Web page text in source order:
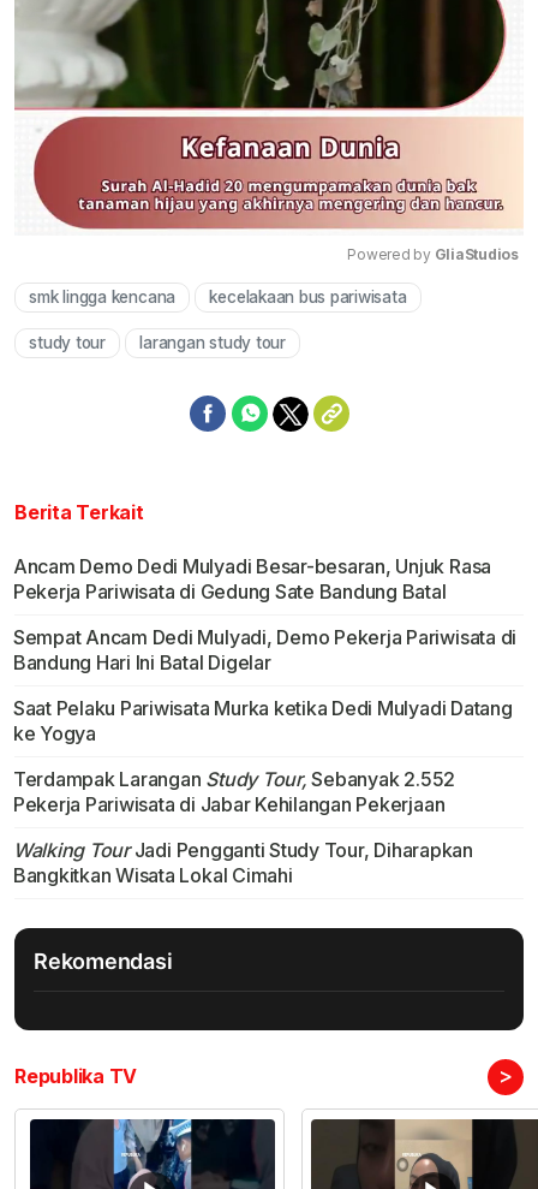
Powered by GliaStudios
smk lingga kencana kecelakaan bus pariwisata
study tour larangan study tour
Berita Terkait
Ancam Demo Dedi Mulyadi Besar-besaran, Unjuk Rasa
Pekerja Pariwisata di Gedung Sate Bandung Batal
Sempat Ancam Dedi Mulyadi, Demo Pekerja Pariwisata di
Bandung Hari Ini Batal Digelar
Saat Pelaku Pariwisata Murka ketika Dedi Mulyadi Datang
ke Yogya
Terdampak Larangan Study Tour,Sebanyak 2.552
Pekerja Pariwisata di Jabar Kehilangan Pekerjaan
Walking TourJadi Pengganti Study Tour, Diharapkan
Bangkitkan Wisata Lokal Cimahi
Rekomendasi
Republika TV >